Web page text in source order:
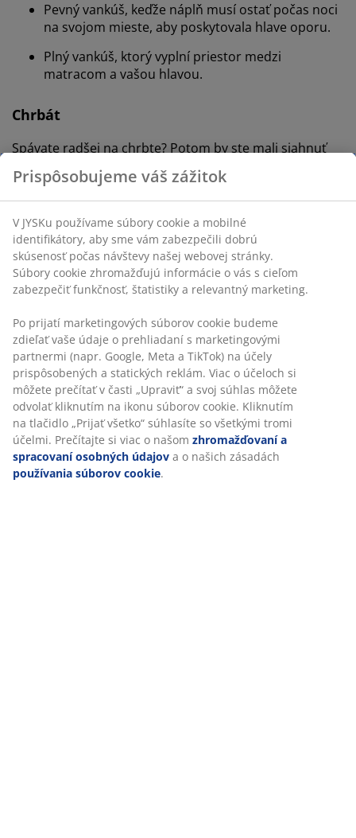
Pevný vankúš, keďže náplň musí ostať počas noci
na svojom mieste, aby poskytovala hlave oporu.
Plný vankúš, ktorý vyplní priestor medzi
matracom a vašou hlavou.
Chrbát
Spávate radšej na chrbte? Potom by ste mali siahnuť
po nízkom vankúši, ktorý poskytne optimálnu oporu
krku. Na tento účel sú vhodné ergonomické vankúše z
peny alebo latexu.
Brucho
Ak najradšej spíte na bruchu, hneď na zažiatok vám
poradíme, aby ste skúsili spať na boku alebo na chrbte.
Ak si nedokážete predstaviť spať inak ako na bruchu,
mali by ste mať čo najjemnejší a najtenší vankúš, zníži
sa tak neprirodzené ohýbanie krku.
Náplň vankúša
Môžete si vybrať z 3 rôznych typov náplní:
Prírodná náplň
Prispôsobujeme váš zážitok
V JYSKu používame súbory cookie a mobilné
identifikátory, aby sme vám zabezpečili dobrú
skúsenosť počas návštevy našej webovej stránky.
Súbory cookie zhromažďujú informácie o vás s cieľom
zabezpečiť funkčnosť, štatistiky a relevantný marketing.
Po prijatí marketingových súborov cookie budeme
zdieľať vaše údaje o prehliadaní s marketingovými
partnermi (napr. Google, Meta a TikTok) na účely
prispôsobených a statických reklám. Viac o účeloch si
môžete prečítať v časti „Upraviť“ a svoj súhlas môžete
odvolať kliknutím na ikonu súborov cookie. Kliknutím
na tlačidlo „Prijať všetko“ súhlasíte so všetkými tromi
účelmi. Prečítajte si viac o našom zhromažďovaní a
spracovaní osobných údajov a o našich zásadách
používania súborov cookie.